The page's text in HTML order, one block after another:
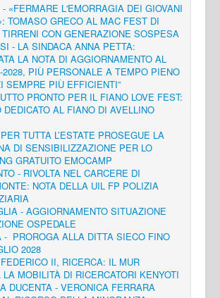
- «FERMARE L'EMORRAGIA DEI GIOVANI
TOMASO GRECO AL MAC FEST DI
CON GENERAZIONE SOSPESA
- LA SINDACA ANNA PETTA:
LA NOTA DI AGGIORNAMENTO AL
2028, PIÙ PERSONALE A TEMPO PIENO
SEMPRE PIÙ EFFICIENTI”
PRONTO PER IL FIANO LOVE FEST:
DEDICATO AL FIANO DI AVELLINO
TUTTA L’ESTATE PROSEGUE LA
DI SENSIBILIZZAZIONE PER LO
GRATUITO EMOCAMP
- RIVOLTA NEL CARCERE DI
NOTA DELLA UIL FP POLIZIA
- AGGIORNAMENTO SITUAZIONE
OSPEDALE
- PROROGA ALLA DITTA SIECO FINO
2028
II, RICERCA: IL MUR
MOBILITÀ DI RICERCATORI KENYOTI
DUCENTA - VERONICA FERRARA